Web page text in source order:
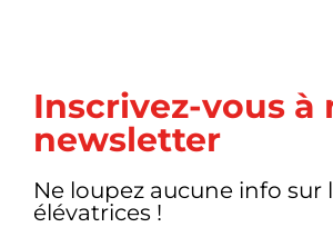
Inscrivez-vous à
newsletter
Ne loupez aucune info sur
élévatrices !